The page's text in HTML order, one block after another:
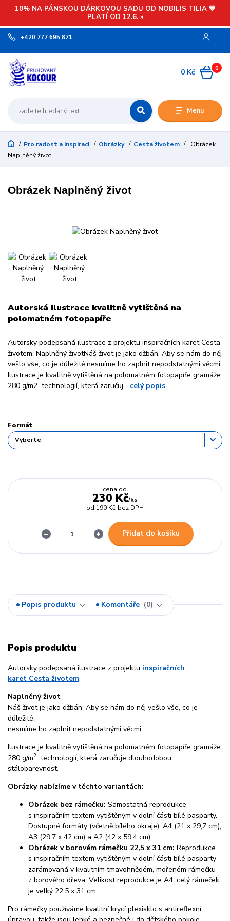
10% NA PÁNSKOU DÁRKOVOU SADU OD NOBILIS TILIA 💙
PLATÍ OD 12.6. »
Menu
+420 777 695 871
0
0 Kč
Pro radost a inspiraci Obrázky Cesta životem
Obrázek
Naplněný život
Obrázek Naplněný život
Autorská ilustrace kvalitně vytištěná na
polomatném fotopapíře
Autorsky podepsaná ilustrace z projektu inspiračních karet Cesta
životem. Naplněný životNáš život je jako džbán. Aby se nám do něj
vešlo vše, co je důležité,nesmíme ho zaplnit nepodstatnými věcmi.
Ilustrace je kvalitně vytištěná na polomatném fotopapíře gramáže
280 g/m2 technologií, která zaručuj... celý popis
Formát
cena od
230 Kč/ks
od 190 Kč bez DPH
Přidat do košíku
Popis produktu Komentáře 0
Popis produktu
Autorsky podepsaná ilustrace z projektu inspiračních
karet Cesta životem.
Naplněný život
Náš život je jako džbán. Aby se nám do něj vešlo vše, co je
důležité,
nesmíme ho zaplnit nepodstatnými věcmi.
Ilustrace je kvalitně vytištěná na polomatném fotopapíře gramáže
280 g/m2 technologií, která zaručuje dlouhodobou
stálobarevnost.
Obrázky nabízíme v těchto variantách:
Obrázek bez rámečku: Samostatná reprodukce
s inspiračním textem vytištěným v dolní části bílé pasparty.
Dostupné formáty (včetně bílého okraje): A4 (21 x 29,7 cm),
A3 (29,7 x 42 cm) a A2 (42 x 59,4 cm)
Obrázek v borovém rámečku 22,5 x 31 cm: Reprodukce
s inspiračním textem vytištěným v dolní části bílé pasparty
zarámovaná v kvalitním tmavohnědém, mořeném rámečku
z borového dřeva. Velikost reprodukce je A4, celý rámeček
je velký 22,5 x 31 cm.
Pro rámečky používáme kvalitní krycí plexisklo s antireflexní